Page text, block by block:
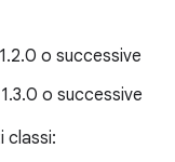
o successive
o successive
classi: